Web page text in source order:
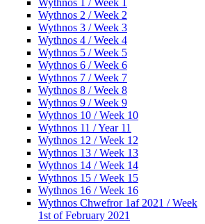
Wythnos 2 / Week 2
Wythnos 3 / Week 3
Wythnos 4 / Week 4
Wythnos 5 / Week 5
Wythnos 6 / Week 6
Wythnos 7 / Week 7
Wythnos 8 / Week 8
Wythnos 9 / Week 9
Wythnos 10 / Week 10
Wythnos 11 / Year 11
Wythnos 12 / Week 12
Wythnos 13 / Week 13
Wythnos 14 / Week 14
Wythnos 15 / Week 15
Wythnos 16 / Week 16
Wythnos Chwefror 1af 2021 / Week
1st of February 2021